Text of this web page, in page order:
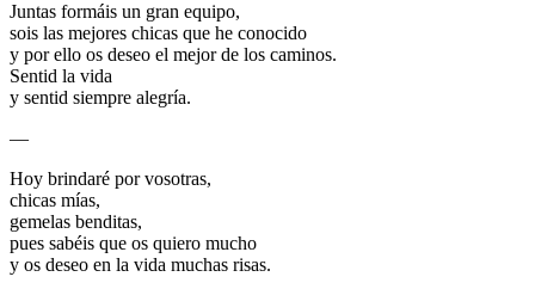
Juntas formáis un gran equipo,
sois las mejores chicas que he conocido
y por ello os deseo el mejor de los caminos.
Sentid la vida
y sentid siempre alegría.
—
Hoy brindaré por vosotras,
chicas mías,
gemelas benditas,
pues sabéis que os quiero mucho
y os deseo en la vida muchas risas.